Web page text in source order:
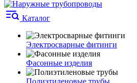
Каталог
Электросварные фитинги
Фасонные изделия
Полиэтиленовые трубы